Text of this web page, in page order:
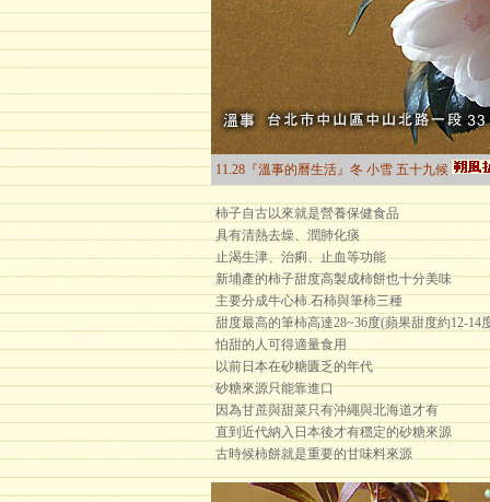
11.28『溫事的曆生活』冬 小雪 五十九候
柿子自古以來就是營養保健食品
具有清熱去燥、潤肺化痰
止渴生津、治痢、止血等功能
新埔產的柿子甜度高製成柿餅也十分美味
主要分成牛心柿.石柿與筆柿三種
甜度最高的筆柿高達28~36度(蘋果甜度約12-14
怕甜的人可得適量食用
以前日本在砂糖匱乏的年代
砂糖來源只能靠進口
因為甘蔗與甜菜只有沖繩與北海道才有
直到近代納入日本後才有穩定的砂糖來源
古時候柿餅就是重要的甘味料來源